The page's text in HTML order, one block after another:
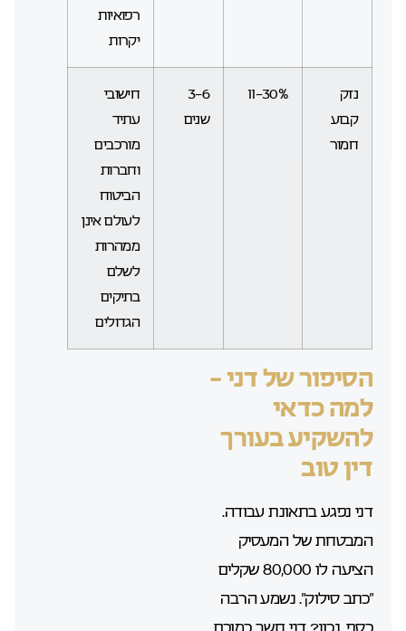
רפואיות
יקרות
נזק
קבוע
חמור
11-30%
3-6
שנים
חישובי
עתיד
מורכבים
וחברות
הביטוח
לעולם אינן
ממהרות
לשלם
בתיקים
הגדולים
הסיפור של דני –
למה כדאי
להשקיע בעורך
דין טוב
דני נפגע בתאונת עבודה.
המבטחת של המעסיק
הציעה לו 80,000 שקלים
“כתב סילוק”. נשמע הרבה
כסף, נכון? דני חשב כמוכם